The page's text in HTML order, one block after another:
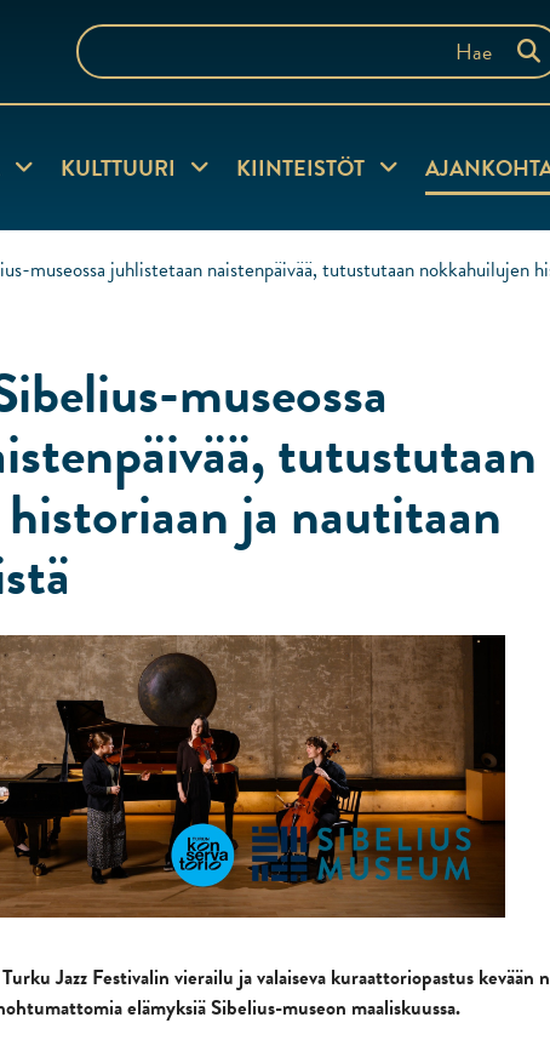
Hae
sivustolta
Näytä alasivut
KULTTUURI Näytä alasivut
KIINTEISTÖT Näytä alasivut
museossa juhlistetaan naistenpäivää, tutustutaan nokkahuilujen
museossa
tutustutaan
ja nautitaan
Jazz Festivalin vierailu ja valaiseva kuraattoriopastus kevään
elämyksiä Sibelius-museon maaliskuussa.